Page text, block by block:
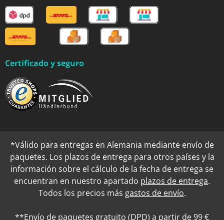
Certificado y seguro
*Válido para entregas en Alemania mediante envío de
paquetes. Los plazos de entrega para otros países y la
información sobre el cálculo de la fecha de entrega se
encuentran en nuestro apartado plazos de entrega.
Todos los precios más gastos de envío.
**Envío de paquetes gratuito (DPD) a partir de 99 €